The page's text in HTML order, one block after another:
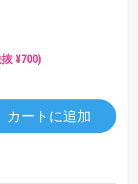
¥700)
カートに追加